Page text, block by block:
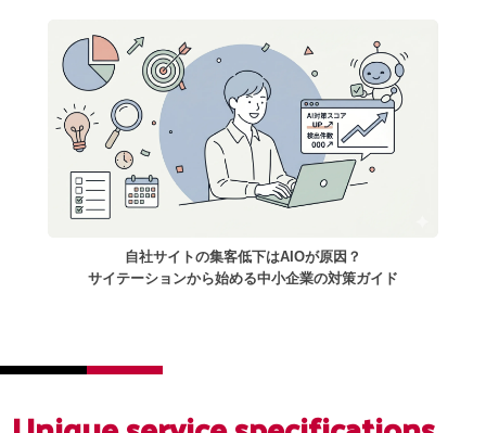
自社サイトの集客低下はAIOが原因？
サイテーションから始める中小企業の対策ガイド